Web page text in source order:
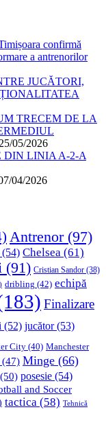
confirmă
a antrenorilor
JUCĂTORI,
TRECEM DE LA
25/05/2026
DIN LINIA A-2-A
04/2026
Antrenor(97)
(54) Chelsea (61)
(91) Cristian Sandor (38)
dribling (42) echipă
Finalizare
(52) jucător(53)
City (40) Manchester
(47) Minge (66)
(50) posesie (54)
and Soccer
tactica (58) Tehnică